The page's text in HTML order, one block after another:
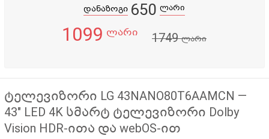
დანაზოგი 650 ლარი
1099 ლარი 1749ლარი
ტელევიზორი LG 43NANO80T6AAMCN —
43" LED 4K სმარტ ტელევიზორი Dolby
Vision HDR-ითა და webOS-ით